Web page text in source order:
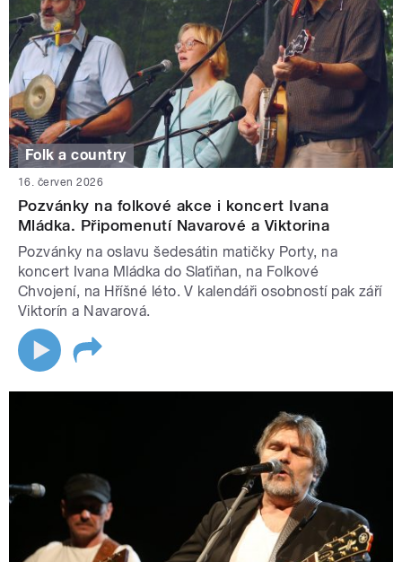
Folk a country
16. červen 2026
Pozvánky na folkové akce i koncert Ivana
Mládka. Připomenutí Navarové a Viktorina
Pozvánky na oslavu šedesátin matičky Porty, na
koncert Ivana Mládka do Slaťiňan, na Folkové
Chvojení, na Hříšné léto. V kalendáři osobností pak září
Viktorín a Navarová.